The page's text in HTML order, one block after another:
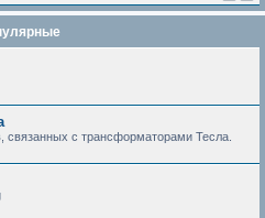
с трансформаторами Тесла.